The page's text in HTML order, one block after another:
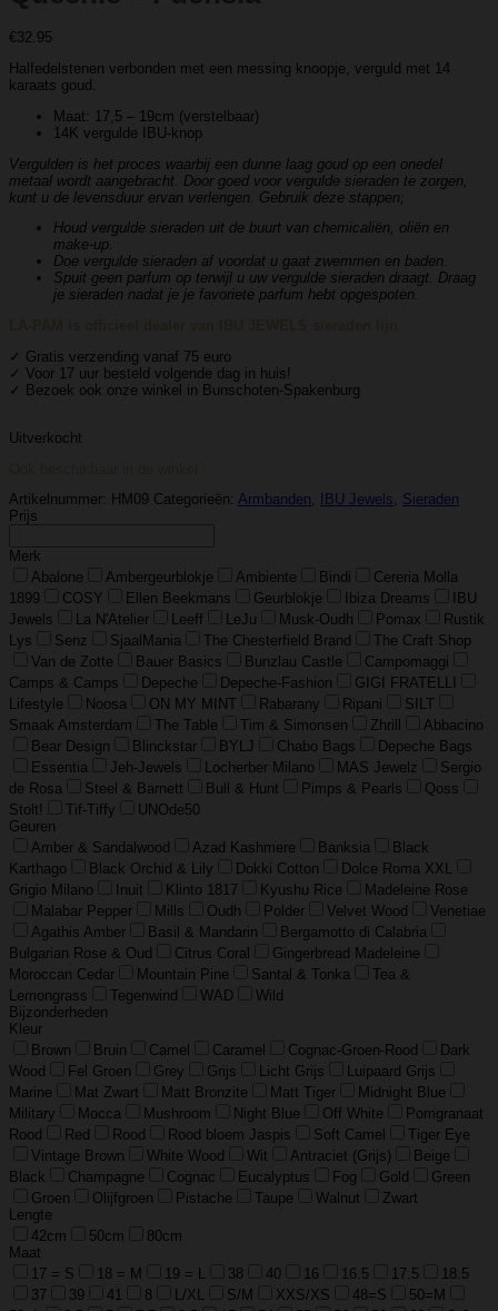
€32.95
Halfedelstenen verbonden met een messing knoopje, verguld met 14
karaats goud.
Maat: 17,5 – 19cm (verstelbaar)
14K vergulde IBU-knop
Vergulden is het proces waarbij een dunne laag goud op een onedel
metaal wordt aangebracht. Door goed voor vergulde sieraden te zorgen,
kunt u de levensduur ervan verlengen. Gebruik deze stappen;
Houd vergulde sieraden uit de buurt van chemicaliën, oliën en
make-up.
Doe vergulde sieraden af ​​voordat u gaat zwemmen en baden.
Spuit geen parfum op terwijl u uw vergulde sieraden draagt. Draag
je sieraden nadat je je favoriete parfum hebt opgespoten.
✓ Gratis verzending vanaf 75 euro
✓ Voor 17 uur besteld volgende dag in huis!
✓ Bezoek ook onze winkel in Bunschoten-Spakenburg
Uitverkocht
Artikelnummer: HM09 Categorieën: Armbanden, IBU Jewels, Sieraden
Prijs
Merk
Abalone
Ambergeurblokje Ambiente Bindi
Cereria Molla
1899
COSY Ellen Beekmans Geurblokje Ibiza Dreams
IBU
Jewels
La N'Atelier Leeff LeJu Musk-Oudh Pomax
Rustik
Lys
Senz SjaalMania The Chesterfield Brand
The Craft Shop
Van de Zotte
Bauer Basics Bunzlau Castle
Campomaggi
Camps & Camps
Depeche Depeche-Fashion
GIGI FRATELLI
Lifestyle
Noosa ON MY MINT Rabarany Ripani
SILT
Smaak Amsterdam
The Table Tim & Simonsen Zhrill
Abbacino
Bear Design
Blinckstar BYLJ Chabo Bags
Depeche Bags
Essentia
Jeh-Jewels Locherber Milano MAS Jewelz
Sergio
de Rosa
Steel & Barnett Bull & Hunt Pimps & Pearls
Qoss
Stolt!
Tif-Tiffy
UNOde50
Geuren
Amber & Sandalwood
Azad Kashmere Banksia
Black
Karthago
Black Orchid & Lily Dokki Cotton
Dolce Roma XXL
Grigio Milano
Inuit Klinto 1817 Kyushu Rice
Madeleine Rose
Malabar Pepper
Mills Oudh Polder Velvet Wood
Venetiae
Agathis Amber
Basil & Mandarin
Bergamotto di Calabria
Bulgarian Rose & Oud
Citrus Coral
Gingerbread Madeleine
Moroccan Cedar
Mountain Pine Santal & Tonka
Tea &
Lemongrass
Tegenwind WAD
Wild
Bijzonderheden
Kleur
Brown
Bruin Camel Caramel Cognac-Groen-Rood
Dark
Wood
Fel Groen Grey Grijs Licht Grijs
Luipaard Grijs
Marine
Mat Zwart Matt Bronzite Matt Tiger
Midnight Blue
Military
Mocca Mushroom Night Blue Off White
Pomgranaat
Rood
Red Rood Rood bloem Jaspis Soft Camel
Tiger Eye
Vintage Brown
White Wood Wit Antraciet (Grijs)
Beige
Black
Champagne Cognac Eucalyptus Fog Gold
Green
Groen
Olijfgroen Pistache Taupe Walnut
Zwart
Lengte
42cm
50cm
80cm
Maat
17 = S
18 = M 19 = L 38 40 16 16.5 17.5
18.5
37
39 41 8 L/XL S/M XXS/XS 48=S
50=M